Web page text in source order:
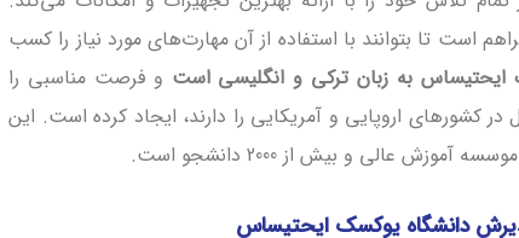
است تا ‌بتوانند با استفاده از آن مهارت‌های مورد نیاز را کسب
ایحتیساس به زبان ترکی و انگلیسی است و فرصت مناسبی را
کشورهای اروپایی و آمریکایی را دارند، ایجاد کرده است. این
دانشگاه یوکسک ایحتیساس